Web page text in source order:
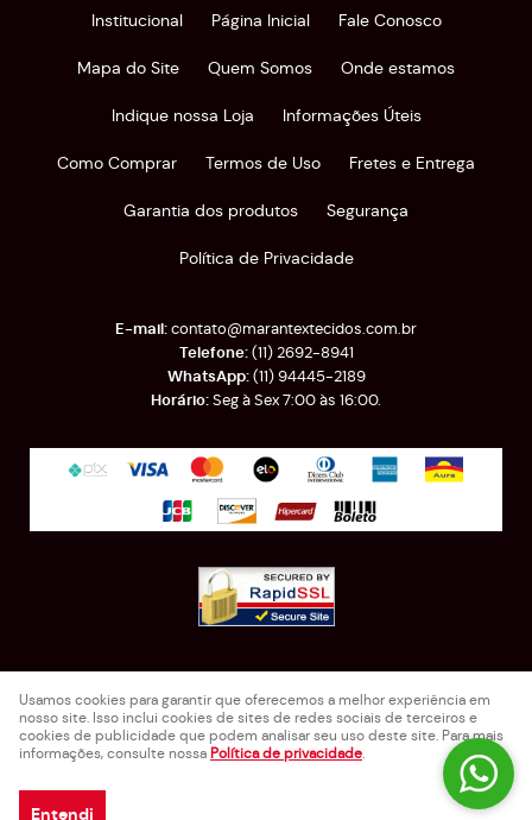
Institucional Página Inicial Fale Conosco
Mapa do Site Quem Somos Onde estamos
Indique nossa Loja Informações Úteis
Como Comprar Termos de Uso Fretes e Entrega
Garantia dos produtos Segurança
Política de Privacidade
(11)2692-8941
(11)94445-2189
Seg à Sex 7:00 às 16:00.
contato@marantextecidos.com.br
CEP: 03025-000
Marantex Comercio de Tecidos e Retalhos LTDA - EPP
CNPJ: 71.871.560/0001-60
Usamos cookies para garantir que oferecemos a melhor experiência em
nosso site. Isso inclui cookies de sites de redes sociais de terceiros e
cookies de publicidade que podem analisar seu uso deste site. Para mais
informações, consulte nossa Política de privacidade.
Entendi